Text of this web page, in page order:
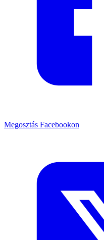
Megosztás Facebookon